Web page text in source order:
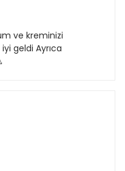
ve kreminizi
iyi geldi Ayrıca